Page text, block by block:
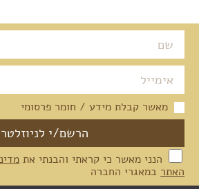
מאשר קבלת מידע / חומר פרסומי
הנני מאשר כי קראתי והבנתי את
האתר במאגרי החברה